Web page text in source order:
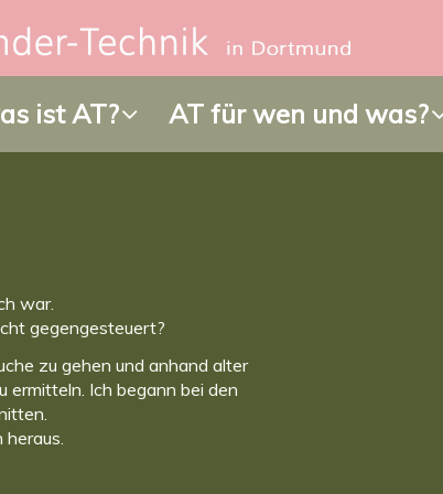
ist AT? AT für wen und was?
war.
gegengesteuert?
zu gehen und anhand alter
ermitteln. Ich begann bei den